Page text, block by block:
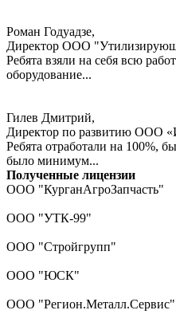
Роман Годуадзе,
Директор ООО
Ребята взяли на себя всю
оборудование...
Гилев Дмитрий,
Директор по развитию ООО
Ребята отработали на 100%,
было минимум...
Полученные лицензии
ООО "КурганАгроЗапчасть"
ООО "УТК-99"
ООО "Стройгрупп"
ООО "ЮСК"
ООО "Регион.Металл.Сервис"